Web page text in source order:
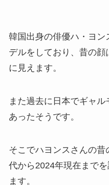
韓国出身の俳優ハ・ヨ
デルをしており、昔の顔
に見えます。
また過去に日本でギャ
あったそうです。
そこでハヨンスさんの
代から2024年現在まで
ます。